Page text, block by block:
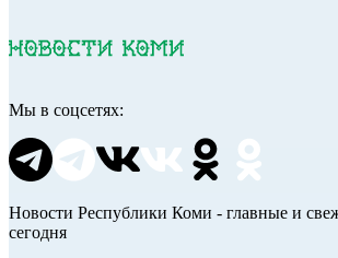
Мы в соцсетях:
Новости Республики Коми - главные и
сегодня